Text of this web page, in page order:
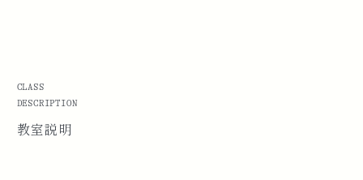
CLASS
DESCRIPTION
教室説明